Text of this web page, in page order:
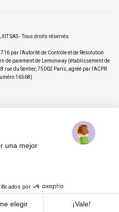
una mejor
por
elegir ¡Vale!
SAS - Tous droits réservés
par l’Autorité de Contrôle et de Résolution
de paiement de Lemonway (établissement de
du Sentier, 75002 Paris, agréé par l’ACPR
16568)
lecteurs
-20 %